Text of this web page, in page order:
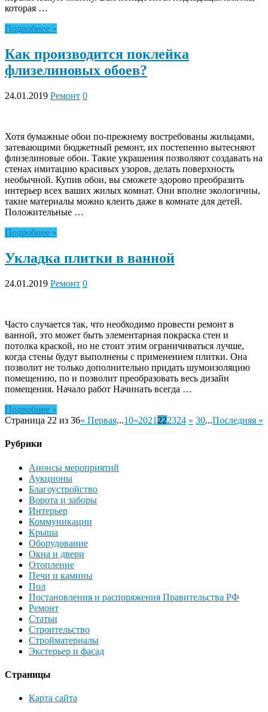
которая …
Подробнее »
Как производится поклейка
флизелиновых обоев?
24.01.2019 Ремонт 0
Хотя бумажные обои по-прежнему востребованы жильцами,
затевающими бюджетный ремонт, их постепенно вытесняют
флизелиновые обои. Такие украшения позволяют создавать на
стенах имитацию красивых узоров, делать поверхность
необычной. Купив обои, вы сможете здорово преобразить
интерьер всех ваших жилых комнат. Они вполне экологичны,
такие материалы можно клеить даже в комнате для детей.
Положительные …
Подробнее »
Укладка плитки в ванной
24.01.2019 Ремонт 0
Часто случается так, что необходимо провести ремонт в
ванной, это может быть элементарная покраска стен и
потолка краской, но не стоит этим ограничиваться лучше,
когда стены будут выполнены с применением плитки. Она
позволит не только дополнительно придать шумоизоляцию
помещению, по и позволит преобразовать весь дизайн
помещения. Начало работ Начинать всегда …
Подробнее »
Страница 22 из 36« Первая...10«2021 222324 » 30...Последняя »
Рубрики
Анонсы мероприятий
Аукционы
Благоустройство
Ворота и заборы
Интерьер
Коммуникации
Крыша
Оборудование
Окна и двери
Отопление
Печи и камины
Пол
Постановления и распоряжения Правительства РФ
Ремонт
Статьи
Строительство
Стройматериалы
Экстерьер и фасад
Страницы
Карта сайта